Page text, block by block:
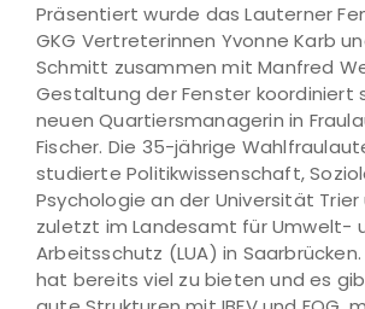
Präsentiert wurde das Lauterner
GKG Vertreterinnen Yvonne Karb
Schmitt zusammen mit Manfred
Gestaltung der Fenster koordiniert
neuen Quartiersmanagerin in
Fischer. Die 35-jährige
studierte Politikwissenschaft,
Psychologie an der Universität
zuletzt im Landesamt für Umwelt-
Arbeitsschutz (LUA) in Saarbrücken.
hat bereits viel zu bieten und es